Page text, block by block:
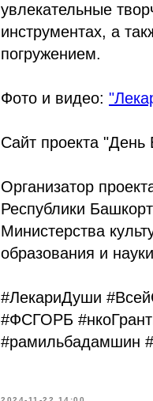
увлекательные
инструментах, а
погружением.
Фото и видео:
Сайт проекта
Организатор
Республики
Министерства
образования и
#ЛекариДуши
#ФСГОРБ
#рамильбадамшин